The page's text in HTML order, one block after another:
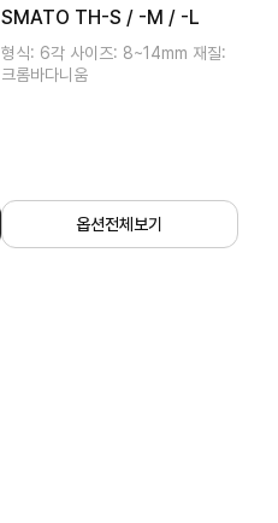
SMATO TH-S / -M / -L
형식: 6각 사이즈: 8~14mm 재질:
크롬바다니움
옵션전체보기